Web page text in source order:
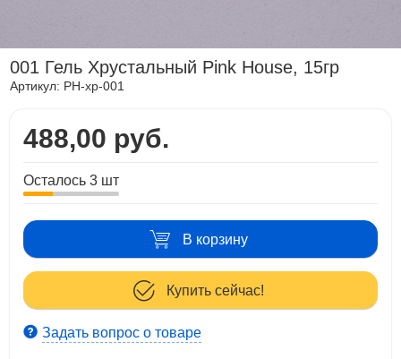
001 Гель Хрустальный Pink House, 15гр
Артикул: PH-хр-001
488,00 руб.
Осталось 3 шт
В корзину
Купить сейчас!
Задать вопрос о товаре